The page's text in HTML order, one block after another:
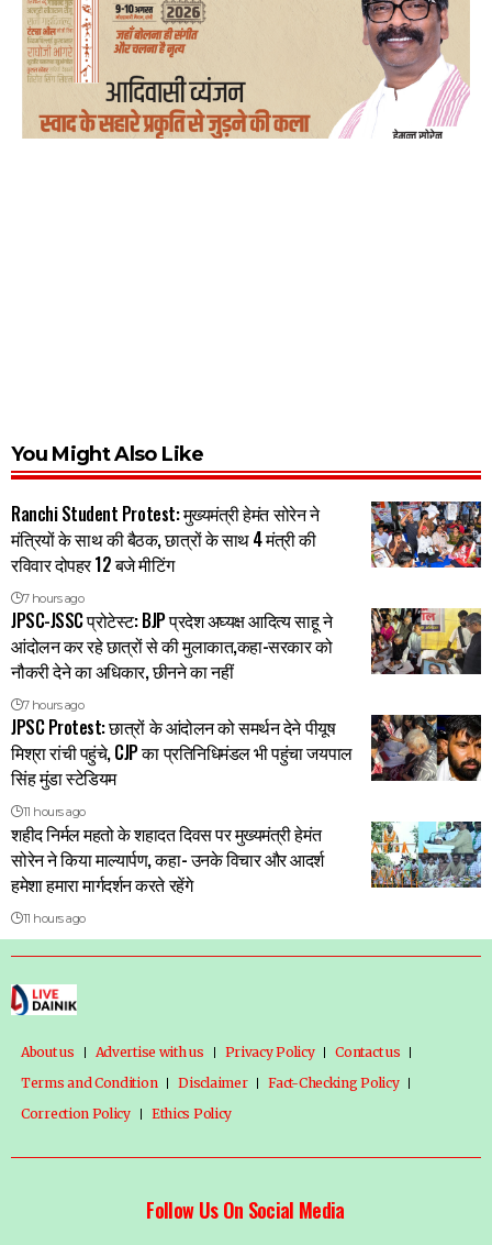
You Might Also Like
Ranchi Student Protest: मुख्यमंत्री हेमंत सोरेन ने
मंत्रियों के साथ की बैठक, छात्रों के साथ 4 मंत्री की
रविवार दोपहर 12 बजे मीटिंग
7 hours ago
JPSC-JSSC प्रोटेस्ट: BJP प्रदेश अघ्यक्ष आदित्य साहू ने
आंदोलन कर रहे छात्रों से की मुलाकात,कहा-सरकार को
नौकरी देने का अधिकार, छीनने का नहीं
7 hours ago
JPSC Protest: छात्रों के आंदोलन को समर्थन देने पीयूष
मिश्रा रांची पहुंचे, CJP का प्रतिनिधिमंडल भी पहुंचा जयपाल
सिंह मुंडा स्टेडियम
11 hours ago
शहीद निर्मल महतो के शहादत दिवस पर मुख्यमंत्री हेमंत
सोरेन ने किया माल्यार्पण, कहा- उनके विचार और आदर्श
हमेशा हमारा मार्गदर्शन करते रहेंगे
11 hours ago
About us Advertise with us Privacy Policy
Contact us
Terms and Condition
Disclaimer
Fact-Checking Policy
Correction Policy
Ethics Policy
Follow Us On Social Media